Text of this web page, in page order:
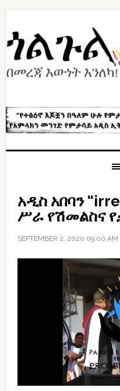
Skip
primary
navigation
Skip
content
Skip
primary
sidebar
አዲስ አበባን
ሥራ የሽመልስና
SEPTEMBER 2, 2020 09:00 AM